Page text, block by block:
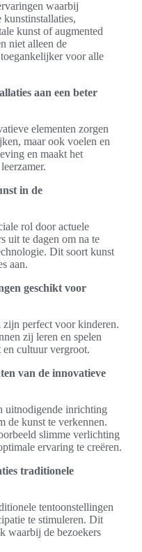
waarbij
kunstinstallaties,
kunst of augmented
niet alleen de
voor alle
aan een beter
elementen zorgen
maar ook voelen en
en maakt het
in de
rol door actuele
uit te dagen om na te
Dit soort kunst
aan.
geschikt voor
zijn perfect voor kinderen.
zij leren en spelen
cultuur vergroot.
van de innovatieve
uitnodigende inrichting
de kunst te verkennen.
slimme verlichting
ervaring te creëren.
traditionele
tentoonstellingen
te stimuleren. Dit
waarbij de bezoekers